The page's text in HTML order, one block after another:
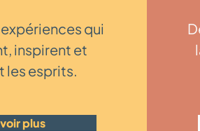
qui
inspirent et
les esprits.
plus